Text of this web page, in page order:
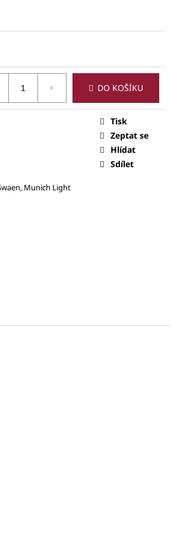
DO KOŠÍKU
Munich Light
Tisk
Zeptat se
Hlídat
Sdílet